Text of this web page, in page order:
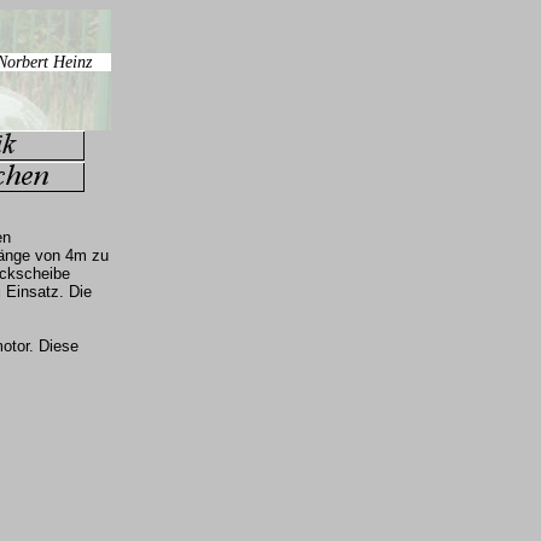
von 4m zu
Einsatz. Die
Diese